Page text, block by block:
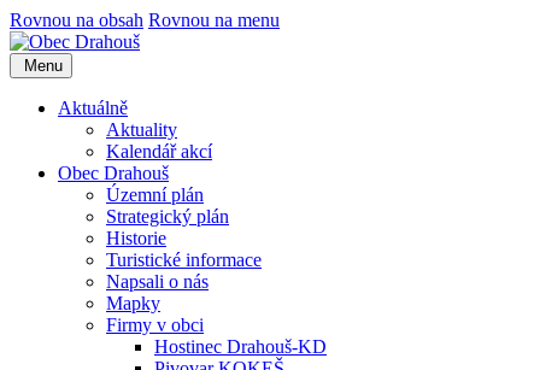
Rovnou na obsah Rovnou na menu
Menu
Aktuálně
Aktuality
Kalendář akcí
Obec Drahouš
Územní plán
Strategický plán
Historie
Turistické informace
Napsali o nás
Mapky
Firmy v obci
Hostinec Drahouš-KD